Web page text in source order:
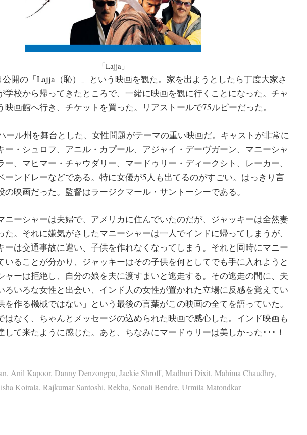
「Lajja」
開の「Lajja（恥）」という映画を観た。家を出ようとしたら丁度大家さ
学校から帰ってきたところで、一緒に映画を観に行くことになった。チャ
映画館へ行き、チケットを買った。リアストールで75ルピーだった。
ル州を舞台とした、女性問題がテーマの重い映画だ。キャストが非常に
ー・シュロフ、アニル・カプール、アジャイ・デーヴガーン、マニーシャ
ー、マヒマー・チャウダリー、マードゥリー・ディークシト、レーカー、
ーンドレーなどである。特に女優が5人も出てるのがすごい。はっきり言
の映画だった。監督はラージクマール・サントーシーである。
ーシャーは夫婦で、アメリカに住んでいたのだが、ジャッキーは全然妻
た。それに嫌気がさしたマニーシャーは一人でインドに帰ってしまうが、
ーは交通事故に遭い、子供を作れなくなってしまう。それと同時にマニー
いることが分かり、ジャッキーはその子供を何としてでも手に入れようと
ャーは拒絶し、自分の娘を夫に渡すまいと逃走する。その逃走の間に、夫
ろいろな女性と出会い、インド人の女性が置かれた立場に反感を覚えてい
を作る機械ではない」という最後の言葉がこの映画の全てを語っていた。
はなく、ちゃんとメッセージの込められた映画で感心した。インド映画も
して来たように感じた。あと、ちなみにマードゥリーは美しかった･･･！
, Anil Kapoor, Danny Denzongpa, Jackie Shroff, Madhuri Dixit, Mahima Chaudhry,
Koirala, Rajkumar Santoshi, Rekha, Sonali Bendre, Urmila Matondkar